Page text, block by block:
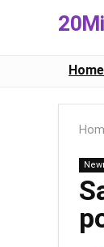
Home